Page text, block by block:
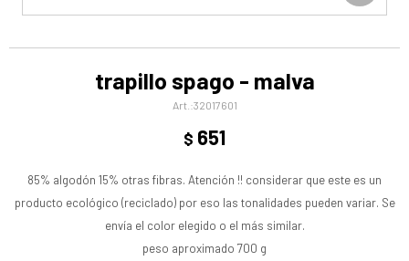
trapillo spago - malva
32017601
$ 651
85% algodón 15% otras fibras. Atención !! considerar que este es un
producto ecológico (reciclado) por eso las tonalidades pueden variar. Se
envía el color elegido o el más similar.
peso aproximado 700 g